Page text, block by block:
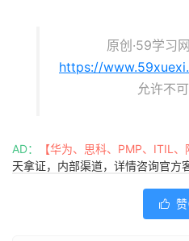
原创·59学习
https://
允许不可
AD： 【华为、思科、PMP、ITIL、
天拿证，内部渠道，详情咨询官方
